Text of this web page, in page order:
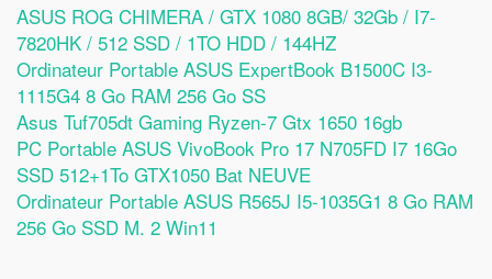
ASUS ROG CHIMERA / GTX 1080 8GB/ 32Gb / I7-
7820HK / 512 SSD / 1TO HDD / 144HZ
Ordinateur Portable ASUS ExpertBook B1500C I3-
1115G4 8 Go RAM 256 Go SS
Asus Tuf705dt Gaming Ryzen-7 Gtx 1650 16gb
PC Portable ASUS VivoBook Pro 17 N705FD I7 16Go
SSD 512+1To GTX1050 Bat NEUVE
Ordinateur Portable ASUS R565J I5-1035G1 8 Go RAM
256 Go SSD M. 2 Win11